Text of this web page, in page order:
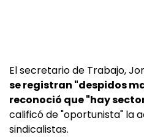
El secretario de Trabajo,
se registran "despidos
reconoció que "hay
calificó de "oportunista" la
sindicalistas.